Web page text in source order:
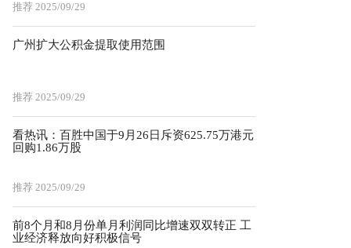
推荐 2025/09/29
广州扩大公积金提取使用范围
推荐 2025/09/29
看热讯：百胜中国于9月26日斥资625.75万港元
回购1.86万股
推荐 2025/09/29
前8个月和8月份单月利润同比增速双双转正 工
业经济释放向好积极信号